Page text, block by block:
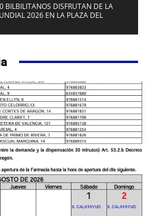
BILBILITANOS DISFRUTAN DE LA
2026 EN LA PLAZA DEL